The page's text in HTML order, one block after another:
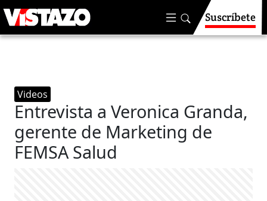
Suscríbete
Videos
Entrevista a Veronica Granda,
gerente de Marketing de
FEMSA Salud